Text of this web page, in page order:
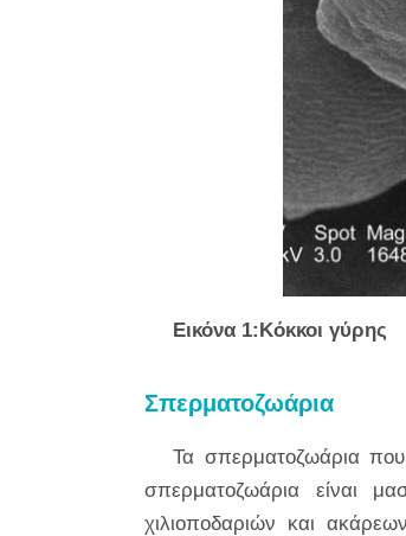
Εικόνα 1:Κόκκοι γύρης
Σπερματοζωάρια
Τα σπερματοζωάρια
σπερματοζωάρια είναι
χιλιοποδαριών και